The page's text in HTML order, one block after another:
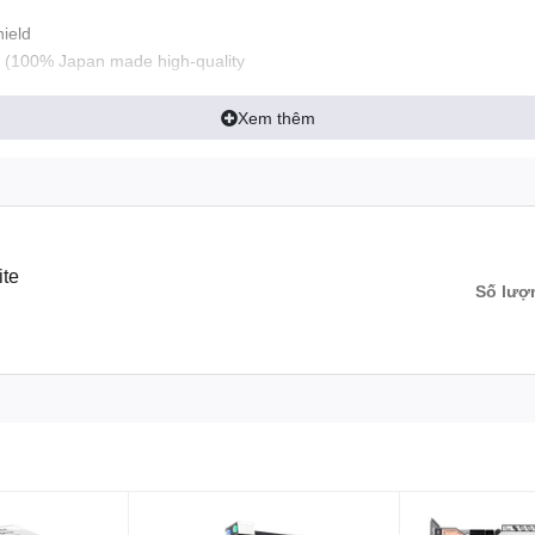
Japan made high-quality
Xem thêm
Số